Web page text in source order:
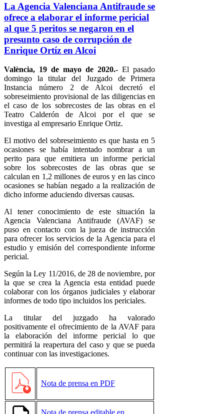
La Agencia Valenciana Antifraude se
ofrece a elaborar el informe pericial
al que 5 peritos se negaron en el
presunto caso de corrupción de
Enrique Ortíz en Alcoi
València, 19 de mayo de 2020.- El pasado
domingo la titular del Juzgado de Primera
Instancia número 2 de Alcoi decretó el
sobreseimiento provisional de las diligencias en
el caso de los sobrecostes de las obras en el
Teatro Calderón de Alcoi por el que se
investiga al empresario Enrique Ortiz.
El motivo del sobreseimiento es que hasta en 5
ocasiones se había intentado nombrar a un
perito para que emitiera un informe pericial
sobre los sobrecostes de las obras que se
calculan en 1,2 millones de euros y en las cinco
ocasiones se habían negado a la realización de
dicho informe aduciendo diversas causas.
Al tener conocimiento de este situación la
Agencia Valenciana Antifraude (AVAF) se
puso en contacto con la jueza de instrucción
para ofrecer los servicios de la Agencia para el
estudio y emisión del correspondiente informe
pericial.
Según la Ley 11/2016, de 28 de noviembre, por
la que se crea la Agencia esta entidad puede
colaborar con los órganos judiciales y elaborar
informes de todo tipo incluidos los periciales.
La titular del juzgado ha valorado
positivamente el ofrecimiento de la AVAF para
la elaboración del informe pericial lo que
permitirá la reapertura del caso y que se pueda
continuar con las investigaciones.
Nota de prensa en PDF